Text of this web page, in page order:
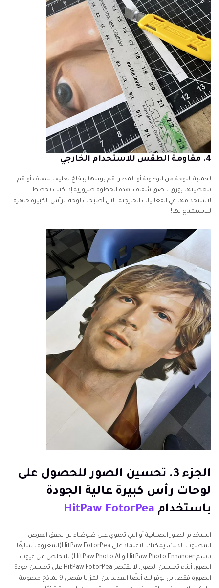
4. مقاومة الطقس للاستخدام الخارجي
لحماية اللوحة من الرطوبة أو المطر، قم برشها ببخاخ تغليف شفاف أو قم
بتغطيتها بورق لاصق شفاف. هذه الخطوة ضرورية إذا كنت تخطط
لاستخدامها في الفعاليات الخارجية. الآن أصبحت لوحة الرأس الكبيرة جاهزة
للاستمتاع بها!
الجزء 3. تحسين الصور للحصول على
لوحات رأس كبيرة عالية الجودة
باستخدام HitPaw FotorPea
استخدام الصور الضبابية أو التي تحتوي على ضوضاء لن يحقق الغرض
المطلوب. لذلك، يمكنك الاعتماد على HitPaw FotorPea(المعروف سابقًا
باسم HitPaw Photo Enhancer و HitPaw Photo Al) للتخلص من عيوب
الصور. أثناء تحسين الصور، لا يقتصر HitPaw FotorPea على تحسين جودة
الصورة فقط، بل يوفر لك أيضًا العديد من المزايا بفضل 9 نماذج مدعومة